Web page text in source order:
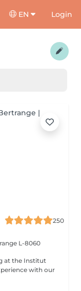
EN Login
250
L-8060
at the Institut
with our